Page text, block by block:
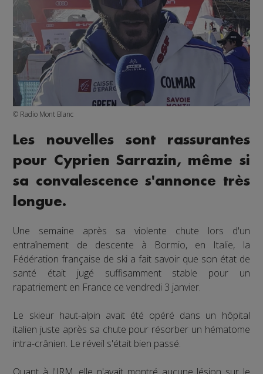
© Radio Mont Blanc
Les nouvelles sont rassurantes
pour Cyprien Sarrazin, même si
sa convalescence s'annonce très
longue.
Une semaine après sa violente chute lors d'un
entraînement de descente à Bormio, en Italie, la
Fédération française de ski a fait savoir que son état de
santé était jugé suffisamment stable pour un
rapatriement en France ce vendredi 3 janvier.
Le skieur haut-alpin avait été opéré dans un hôpital
italien juste après sa chute pour résorber un hématome
intra-crânien. Le réveil s'était bien passé.
Quant à l'IRM, elle n'avait montré aucune lésion sur le